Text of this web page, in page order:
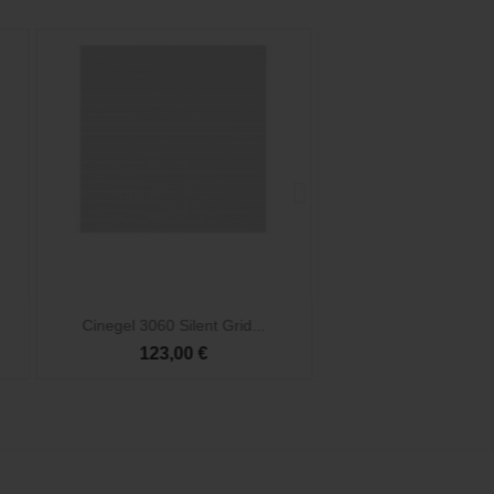
Cinegel 3060 Silent Grid...
123,00 €
 Vista rápida